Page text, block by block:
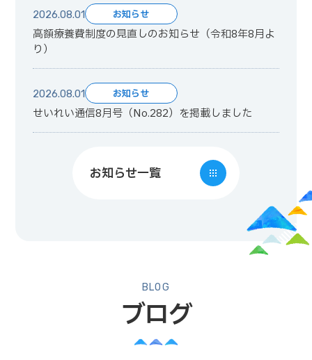
2026.08.01 お知らせ
高額療養費制度の見直しのお知らせ（令和8年8月よ
り）
2026.08.01 お知らせ
せいれい通信8月号（No.282）を掲載しました
お知らせ一覧
BLOG
ブログ